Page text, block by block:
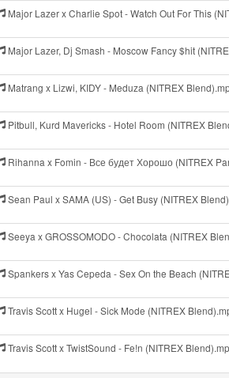
Major Lazer x Charlie Spot - Watch Out For This
Major Lazer, Dj Smash - Moscow Fancy $hit
Matrang x Lizwi, KIDY - Meduza (NITREX
Pitbull, Kurd Mavericks - Hotel Room (NITREX
Rihanna x Fomin - Все будет Хорошо (NITREX
Sean Paul x SAMA (US) - Get Busy (NITREX
Seeya x GROSSOMODO - Chocolata (NITREX
Spankers x Yas Cepeda - Sex On the Beach
Travis Scott x Hugel - Sick Mode (NITREX
Travis Scott x TwistSound - Fe!n (NITREX